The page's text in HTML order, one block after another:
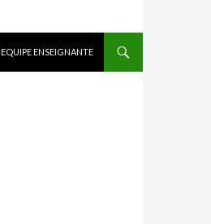
EQUIPE ENSEIGNANTE